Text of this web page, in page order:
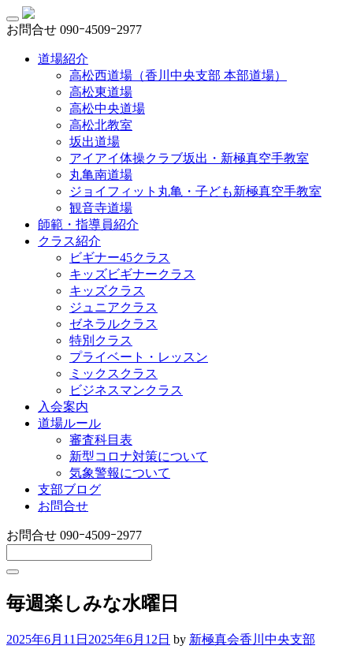
お問合せ 090ｰ4509ｰ2977
道場紹介
高松西道場（香川中央支部 本部道場）
高松東道場
高松中央道場
高松北教室
坂出道場
アイアイ体操クラブ坂出・新極真空手教室
丸亀南道場
ジョイフィット丸亀・子ども新極真空手教室
観音寺道場
師範・指導員紹介
クラス紹介
ビギナー45クラス
キッズビギナークラス
キッズクラス
ジュニアクラス
ゼネラルクラス
特別クラス
プライベート・レッスン
ミックスクラス
ビジネスマンクラス
入会案内
道場ルール
審査科目表
新型コロナ対策について
気象警報について
支部ブログ
お問合せ
お問合せ 090ｰ4509ｰ2977
毎週楽しみな水曜日
2025年6月11日 2025年6月12日 by 新極真会香川中央支部